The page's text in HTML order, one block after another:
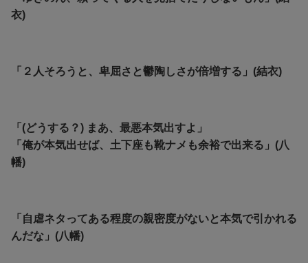
衣)
「２人そろうと、卑屈さと鬱陶しさが倍増する」(結衣)
「(どうする？) まあ、最悪本気出すよ」
「俺が本気出せば、土下座も靴ナメも余裕で出来る」(八
幡)
「自虐ネタってある程度の親密度がないと本気で引かれる
んだな」(八幡)